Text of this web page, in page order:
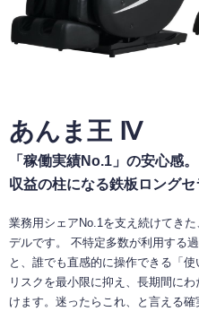
あんま王 Ⅳ
「稼働実績No.1」の安心感。
収益の柱になる鉄板ロングセ
業務用シェアNo.1を支え続けてき
デルです。 不特定多数が利用する
と、誰でも直感的に操作できる「
リスクを最小限に抑え、長期間に
けます。迷ったらこれ、と言える確